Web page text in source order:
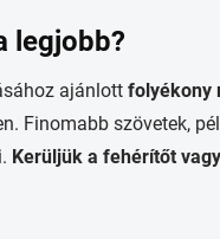
legjobb?
ajánlott folyékony
Finomabb szövetek,
Kerüljük a fehérítőt